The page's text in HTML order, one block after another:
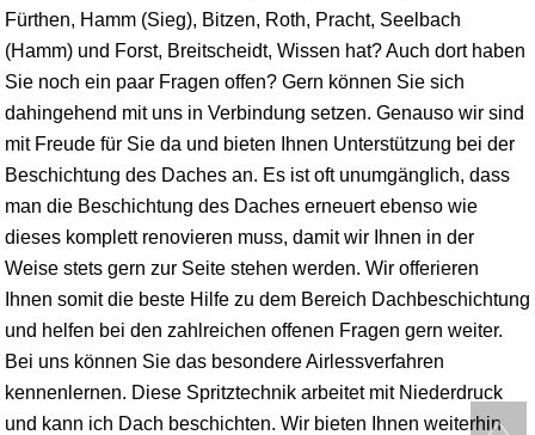
Fürthen, Hamm (Sieg), Bitzen, Roth, Pracht, Seelbach
(Hamm) und Forst, Breitscheidt, Wissen hat? Auch dort haben
Sie noch ein paar Fragen offen? Gern können Sie sich
dahingehend mit uns in Verbindung setzen. Genauso wir sind
mit Freude für Sie da und bieten Ihnen Unterstützung bei der
Beschichtung des Daches an. Es ist oft unumgänglich, dass
man die Beschichtung des Daches erneuert ebenso wie
dieses komplett renovieren muss, damit wir Ihnen in der
Weise stets gern zur Seite stehen werden. Wir offerieren
Ihnen somit die beste Hilfe zu dem Bereich Dachbeschichtung
und helfen bei den zahlreichen offenen Fragen gern weiter.
Bei uns können Sie das besondere Airlessverfahren
kennenlernen. Diese Spritztechnik arbeitet mit Niederdruck
und kann ich Dach beschichten. Wir bieten Ihnen weiterhin